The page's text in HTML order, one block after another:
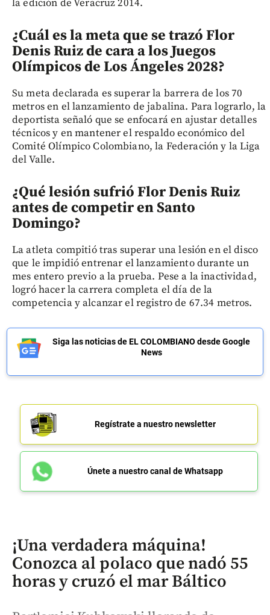
la edición de Veracruz 2014.
¿Cuál es la meta que se trazó Flor
Denis Ruiz de cara a los Juegos
Olímpicos de Los Ángeles 2028?
Su meta declarada es superar la barrera de los 70
metros en el lanzamiento de jabalina. Para lograrlo, la
deportista señaló que se enfocará en ajustar detalles
técnicos y en mantener el respaldo económico del
Comité Olímpico Colombiano, la Federación y la Liga
del Valle.
¿Qué lesión sufrió Flor Denis Ruiz
antes de competir en Santo
Domingo?
La atleta compitió tras superar una lesión en el disco
que le impidió entrenar el lanzamiento durante un
mes entero previo a la prueba. Pese a la inactividad,
logró hacer la carrera completa el día de la
competencia y alcanzar el registro de 67.34 metros.
Siga las noticias de EL COLOMBIANO desde Google
News
Regístrate a nuestro newsletter
Únete a nuestro canal de Whatsapp
¡Una verdadera máquina!
Conozca al polaco que nadó 55
horas y cruzó el mar Báltico